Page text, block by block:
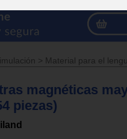
> Material para el
magnéticas
piezas)